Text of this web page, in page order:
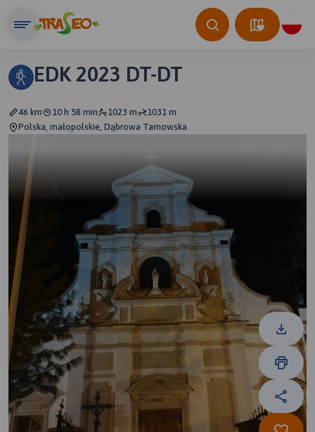
EDK 2023 DT-DT
46 km 10 h 58 min 1023 m
1031 m
Polska, małopolskie, Dąbrowa Tarnowska